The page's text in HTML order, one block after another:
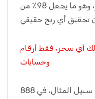
سحب لا يقل عن 50,000 دينار، وهو ما يجعل 98٪ من
أي سحر، فقط أرقام
وحسابات
على سبيل المثال، في 888casino يُطلب من اللاعبين أن